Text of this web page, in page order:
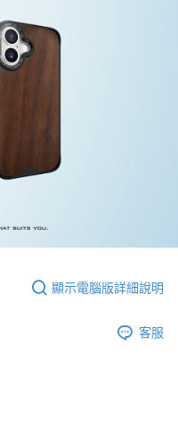
顯示電腦版詳細說明
客服